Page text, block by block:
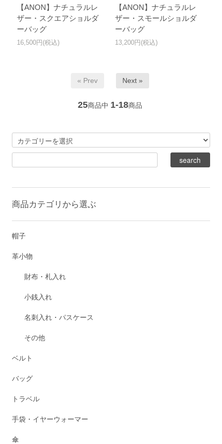
【ANON】ナチュラルレ
ザー・スクエアショルダ
ーバッグ
16,500円(税込)
【ANON】ナチュラルレ
ザー・スモールショルダ
ーバッグ
13,200円(税込)
« Prev Next »
25商品中 1-18商品
商品カテゴリから選ぶ
帽子
革小物
財布・札入れ
小銭入れ
名刺入れ・パスケース
その他
ベルト
バッグ
トラベル
手袋・イヤーウォーマー
傘